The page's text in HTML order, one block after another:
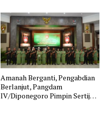
Amanah Berganti, Pengabdian
Berlanjut, Pangdam
IV/Diponegoro Pimpin Sertijab